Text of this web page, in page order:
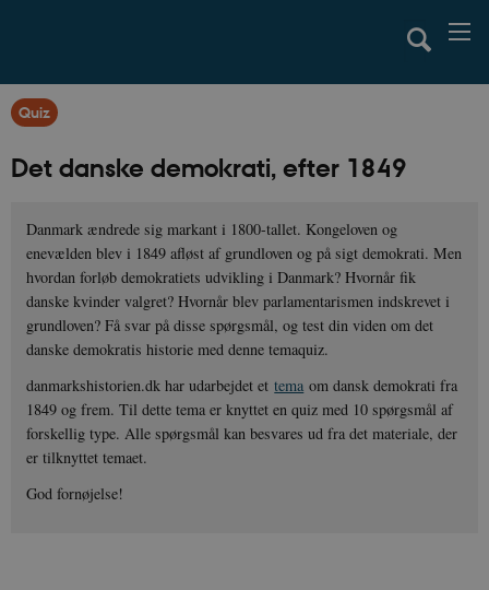
Quiz
Det danske demokrati, efter 1849
Danmark ændrede sig markant i 1800-tallet. Kongeloven og
enevælden blev i 1849 afløst af grundloven og på sigt demokrati. Men
hvordan forløb demokratiets udvikling i Danmark? Hvornår fik
danske kvinder valgret? Hvornår blev parlamentarismen indskrevet i
grundloven? Få svar på disse spørgsmål, og test din viden om det
danske demokratis historie med denne temaquiz.
danmarkshistorien.dk har udarbejdet ettema om dansk demokrati fra
1849 og frem. Til dette tema er knyttet en quiz med 10 spørgsmål af
forskellig type. Alle spørgsmål kan besvares ud fra det materiale, der
er tilknyttet temaet.
God fornøjelse!